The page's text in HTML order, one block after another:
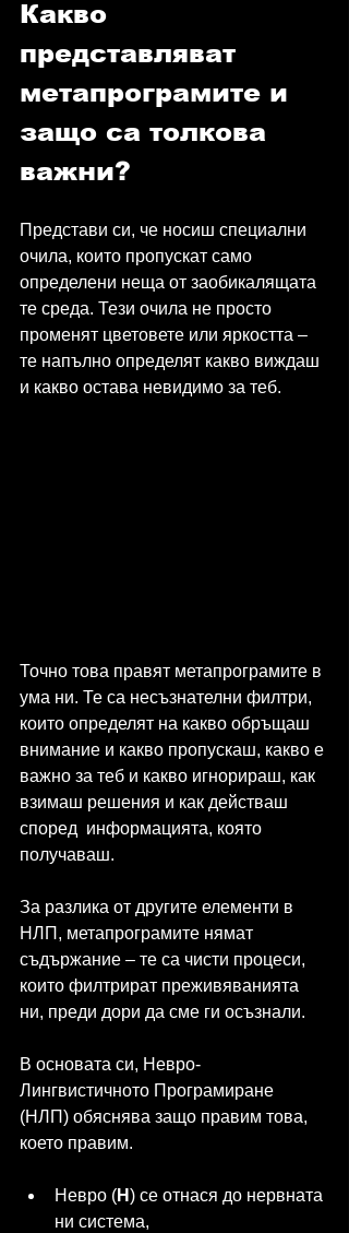
Какво
представляват
метапрограмите и
защо са толкова
важни?
Представи си, че носиш специални
очила, които пропускат само
определени неща от заобикалящата
те среда. Тези очила не просто
променят цветовете или яркостта –
те напълно определят какво виждаш
и какво остава невидимо за теб.
Точно това правят метапрограмите в
ума ни. Те са несъзнателни филтри,
които определят на какво обръщаш
внимание и какво пропускаш, какво е
важно за теб и какво игнорираш, как
взимаш решения и как действаш
според  информацията, която
получаваш.
За разлика от другите елементи в
НЛП, метапрограмите нямат
съдържание – те са чисти процеси,
които филтрират преживяванията
ни, преди дори да сме ги осъзнали.
В основата си, Невро-
Лингвистичното Програмиране
(НЛП) обяснява защо правим това,
което правим.
Невро (Н) се отнася до нервната
ни система,